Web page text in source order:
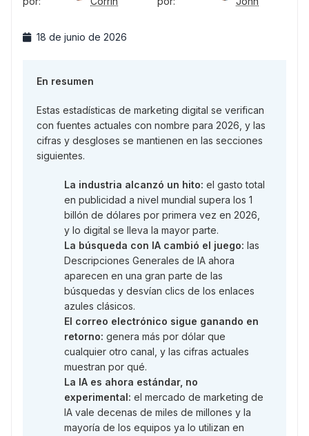
18 de junio de 2026
En resumen
Estas estadísticas de marketing digital se verifican
con fuentes actuales con nombre para 2026, y las
cifras y desgloses se mantienen en las secciones
siguientes.
La industria alcanzó un hito: el gasto total
en publicidad a nivel mundial supera los 1
billón de dólares por primera vez en 2026,
y lo digital se lleva la mayor parte.
La búsqueda con IA cambió el juego: las
Descripciones Generales de IA ahora
aparecen en una gran parte de las
búsquedas y desvían clics de los enlaces
azules clásicos.
El correo electrónico sigue ganando en
retorno: genera más por dólar que
cualquier otro canal, y las cifras actuales
muestran por qué.
La IA es ahora estándar, no
experimental: el mercado de marketing de
IA vale decenas de miles de millones y la
mayoría de los equipos ya lo utilizan en